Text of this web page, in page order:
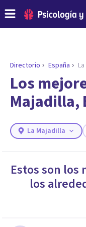
ENCONTRAR MI
¿Necesitas
psicólogo
Responde a unas
necesidades.
Directorio España
Los
Majadilla,
La Majadilla
Estos son los
los